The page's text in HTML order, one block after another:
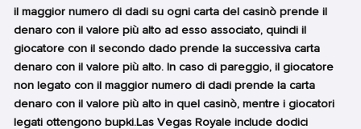
il maggior numero di dadi su ogni carta del casinò prende il
denaro con il valore più alto ad esso associato, quindi il
giocatore con il secondo dado prende la successiva carta
denaro con il valore più alto. In caso di pareggio, il giocatore
non legato con il maggior numero di dadi prende la carta
denaro con il valore più alto in quel casinò, mentre i giocatori
legati ottengono bupki.Las Vegas Royale include dodici